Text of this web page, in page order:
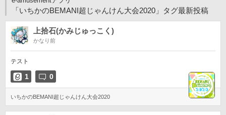
「いちかのBEMANI超じゃんけん大会2020」タグ最新投稿
上拾石(かみじゅっこく)
かなり前
テスト
1 0
いちかのBEMANI超じゃんけん大会2020